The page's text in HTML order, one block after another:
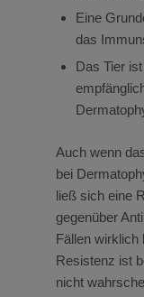
Eine
das
Das Tier
Auch wenn
bei
ließ sich eine
gegenüber
Fällen wirklich
Resistenz ist
nicht